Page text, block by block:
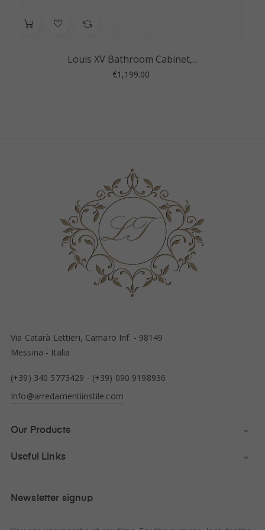
Louis XV Bathroom Cabinet,...
Price
€1,199.00
Via Catarà Lettieri, Camaro Inf. - 98149
Messina - Italia
(+39) 340 5773429 - (+39) 090 9198936
Info@arredamentiinstile.com
Our Products 
Useful Links 
Newsletter signup